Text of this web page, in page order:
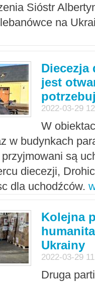
Sióstr
na
Diecezja
jest
2022-03-29
W
w budynkach
są
diecezji,
dla uchodźców.
Kolejna
Ukrainy
2022-03-29
Druga